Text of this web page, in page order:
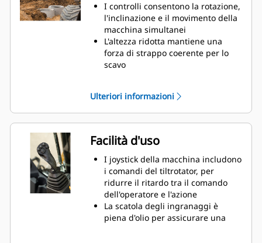
I controlli consentono la rotazione,
l'inclinazione e il movimento della
macchina simultanei
L'altezza ridotta mantiene una
forza di strappo coerente per lo
scavo
in pochi secondi
Più lavoro come meno macchine e
meno attrezzature
Ulteriori informazioni
Facilità d'uso
I joystick della macchina includono
i comandi del tiltrotator, per
ridurre il ritardo tra il comando
dell'operatore e l'azione
La scatola degli ingranaggi è
piena d'olio per assicurare una